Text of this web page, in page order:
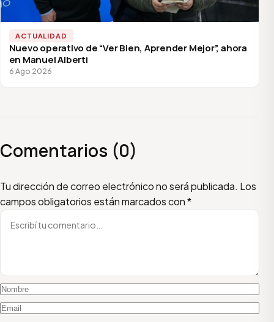
ACTUALIDAD
Nuevo operativo de “Ver Bien, Aprender Mejor”, ahora
en Manuel Alberti
6 Ago 2026
Comentarios (0)
Tu dirección de correo electrónico no será publicada. Los
campos obligatorios están marcados con*
Escribí tu comentario
Nombre
Email